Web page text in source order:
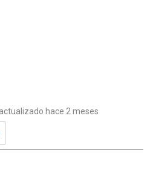
hace 2 meses